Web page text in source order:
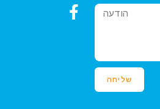
שליחה